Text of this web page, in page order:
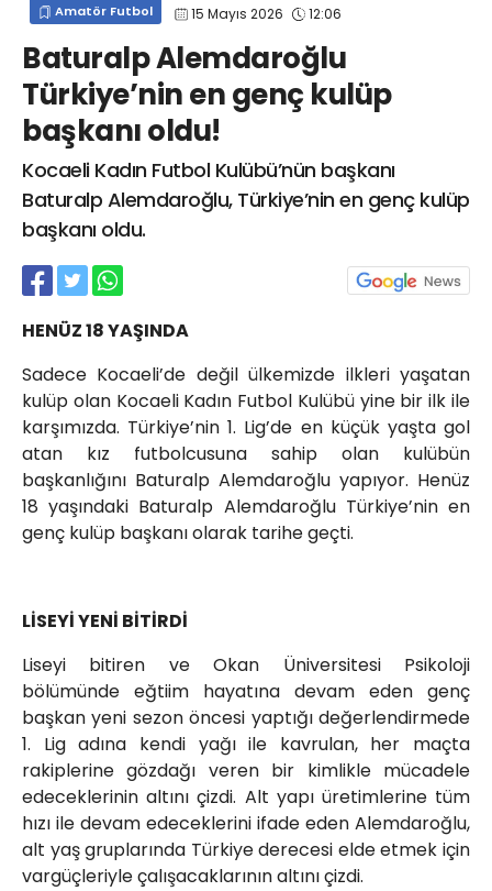
Amatör Futbol 15 Mayıs 2026 12:06
Baturalp Alemdaroğlu
Türkiye’nin en genç kulüp
başkanı oldu!
Kocaeli Kadın Futbol Kulübü’nün başkanı
Baturalp Alemdaroğlu, Türkiye’nin en genç kulüp
başkanı oldu.
HENÜZ 18 YAŞINDA
Sadece Kocaeli’de değil ülkemizde ilkleri yaşatan
kulüp olan Kocaeli Kadın Futbol Kulübü yine bir ilk ile
karşımızda. Türkiye’nin 1. Lig’de en küçük yaşta gol
atan kız futbolcusuna sahip olan kulübün
başkanlığını Baturalp Alemdaroğlu yapıyor. Henüz
18 yaşındaki Baturalp Alemdaroğlu Türkiye’nin en
genç kulüp başkanı olarak tarihe geçti.
LİSEYİ YENİ BİTİRDİ
Liseyi bitiren ve Okan Üniversitesi Psikoloji
bölümünde eğtiim hayatına devam eden genç
başkan yeni sezon öncesi yaptığı değerlendirmede
1. Lig adına kendi yağı ile kavrulan, her maçta
rakiplerine gözdağı veren bir kimlikle mücadele
edeceklerinin altını çizdi. Alt yapı üretimlerine tüm
hızı ile devam edeceklerini ifade eden Alemdaroğlu,
alt yaş gruplarında Türkiye derecesi elde etmek için
vargüçleriyle çalışacaklarının altını çizdi.
info@spor41.com